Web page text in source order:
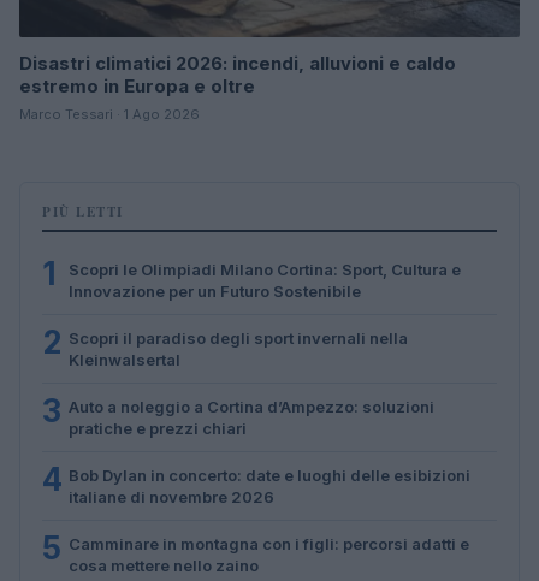
Disastri climatici 2026: incendi, alluvioni e caldo
estremo in Europa e oltre
Marco Tessari · 1 Ago 2026
PIÙ LETTI
1
Scopri le Olimpiadi Milano Cortina: Sport, Cultura e
Innovazione per un Futuro Sostenibile
2 Scopri il paradiso degli sport invernali nella
Kleinwalsertal
3 Auto a noleggio a Cortina d’Ampezzo: soluzioni
pratiche e prezzi chiari
4 Bob Dylan in concerto: date e luoghi delle esibizioni
italiane di novembre 2026
5 Camminare in montagna con i figli: percorsi adatti e
cosa mettere nello zaino